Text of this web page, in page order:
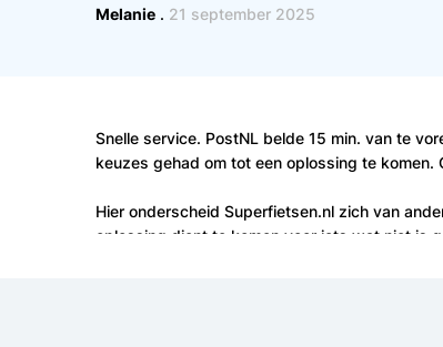
Melanie . 21 september 2025
Snelle service. PostNL belde 15 min. van te
keuzes gehad om tot een oplossing te
Hier onderscheid Superfietsen.nl zich van
oplossing dient te komen voor iets wat niet is